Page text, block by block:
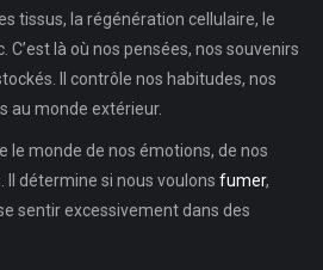
tissus, la régénération cellulaire, le
là où nos pensées, nos souvenirs
Il contrôle nos habitudes, nos
au monde extérieur.
le monde de nos émotions, de nos
Il détermine si nous voulons fumer,
sentir excessivement dans des